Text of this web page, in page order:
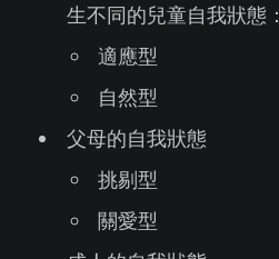
生不同的兒童自我狀態：
適應型
自然型
父母的自我狀態
挑剔型
關愛型